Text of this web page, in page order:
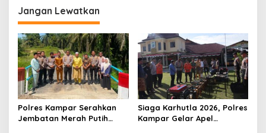
s
i
p
o
s
Jangan Lewatkan
Polres Kampar Serahkan
Jembatan Merah Putih
Siaga Karhutla 2026, Polres
Kampar Gelar Apel